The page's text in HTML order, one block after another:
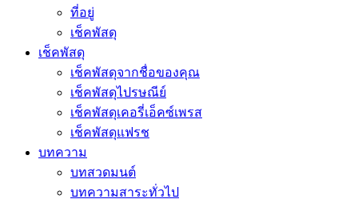
ที่อยู่
เช็คพัสดุ
เช็คพัสดุ
เช็คพัสดุจากชื่อของคุณ
เช็คพัสดุไปรษณีย์
เช็คพัสดุเคอรี่เอ็คซ์เพรส
เช็คพัสดุแฟรช
บทความ
บทสวดมนต์
บทความสาระทั่วไป